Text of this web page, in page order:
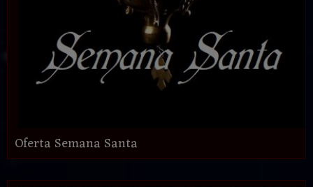
Oferta Semana Santa